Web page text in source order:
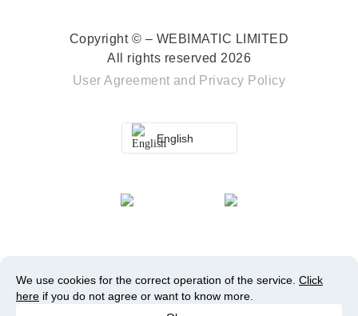
Copyright © – WEBIMATIC LIMITED
All rights reserved 2026
User Agreement and Privacy Policy
English
We use cookies for the correct operation of the service. Click
here if you do not agree or want to know more.